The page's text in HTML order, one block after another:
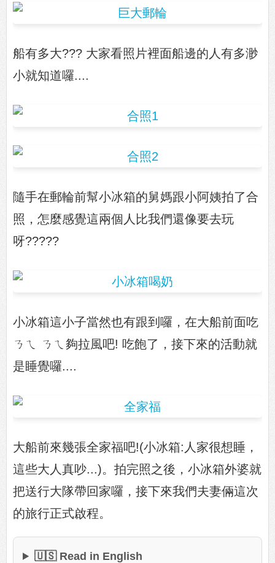
船有多大??? 大家看照片裡面船邊的人有多渺
小就知道囉....
隨手在郵輪前幫小冰箱的舅媽跟小阿姨拍了合
照，怎麼感覺這兩個人比我們還像要去玩
呀?????
小冰箱這小子當然也有跟到囉，在大船前面吃
ㄋㄟ ㄋㄟ夠拉風吧! 吃飽了，接下來的活動就
是睡覺囉....
大船前來幾張全家福吧!(小冰箱:人家很想睡，
這些大人真吵...)。拍完照之後，小冰箱外婆就
把送行大隊帶回家囉，接下來我們夫妻倆這次
的旅行正式啟程。
🇺🇸 Read in English